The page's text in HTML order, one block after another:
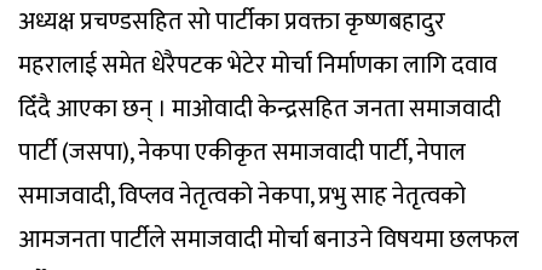
अध्यक्ष प्रचण्डसहित सो पार्टीका प्रवक्ता कृष्णबहादुर
महरालाई समेत धेरैपटक भेटेर मोर्चा निर्माणका लागि दवाव
दिँदै आएका छन् । माओवादी केन्द्रसहित जनता समाजवादी
पार्टी (जसपा), नेकपा एकीकृत समाजवादी पार्टी, नेपाल
समाजवादी, विप्लव नेतृत्वको नेकपा, प्रभु साह नेतृत्वको
आमजनता पार्टीले समाजवादी मोर्चा बनाउने विषयमा छलफल